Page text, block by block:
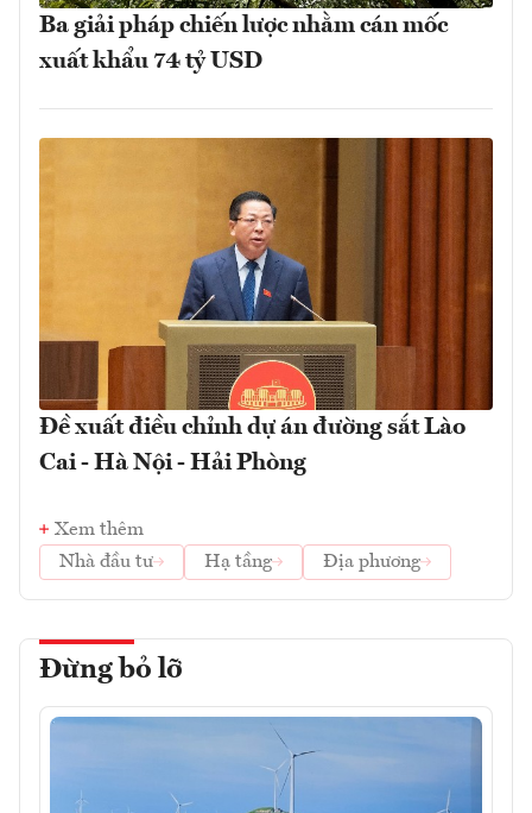
Ba giải pháp chiến lược nhằm cán mốc
xuất khẩu 74 tỷ USD
Đề xuất điều chỉnh dự án đường sắt Lào
Cai - Hà Nội - Hải Phòng
Xem thêm
Nhà đầu tư
Hạ tầng Địa phương
Đừng bỏ lỡ